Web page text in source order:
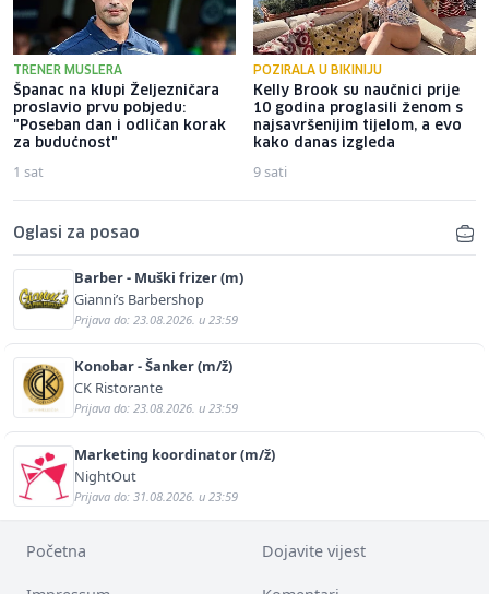
TRENER MUSLERA
Španac na klupi Željezničara
proslavio prvu pobjedu:
"Poseban dan i odličan korak
za budućnost"
1 sat
POZIRALA U BIKINIJU
Kelly Brook su naučnici prije
10 godina proglasili ženom s
najsavršenijim tijelom, a evo
kako danas izgleda
9 sati
Oglasi za posao
Barber - Muški frizer (m)
Gianni’s Barbershop
Prijava do: 23.08.2026. u 23:59
Konobar - Šanker (m/ž)
CK Ristorante
Prijava do: 23.08.2026. u 23:59
Marketing koordinator (m/ž)
NightOut
Prijava do: 31.08.2026. u 23:59
Početna Dojavite vijest